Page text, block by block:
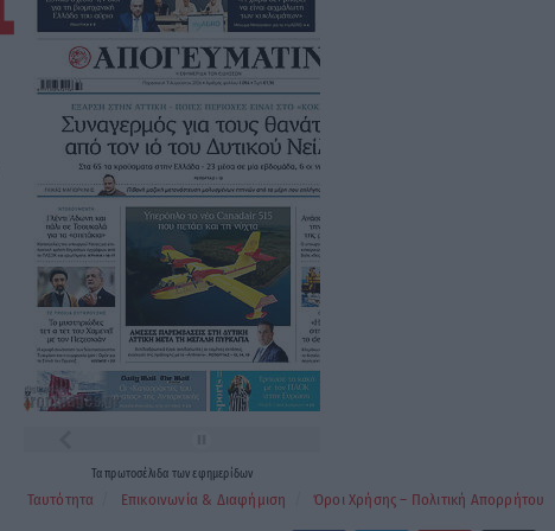
Ταπρωτοσέλιδα τωνεφημερίδων
Ταυτότητα Επικοινωνία & Διαφήμιση Όροι Χρήσης – Πολιτική Απορρήτου